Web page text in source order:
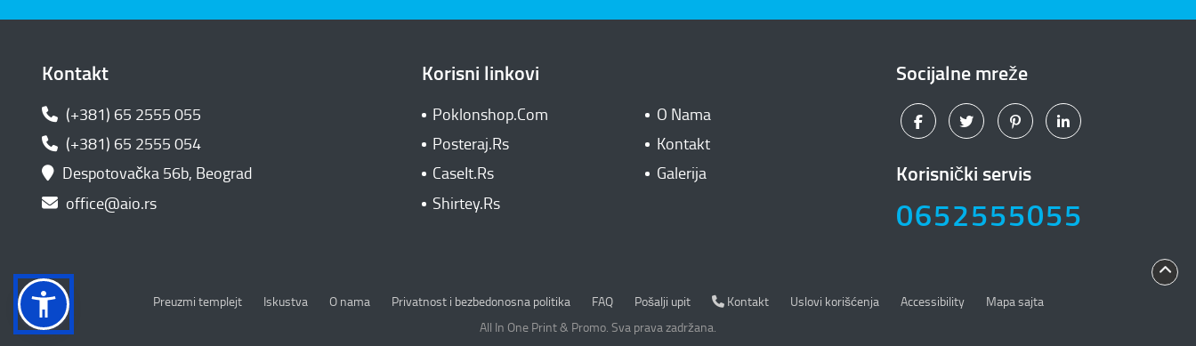
Kontakt
(+381) 65 2555 055
(+381) 65 2555 054
Despotovačka 56b, Beograd
office@aio.rs
Korisni linkovi
Poklonshop.Com
O Nama
Posteraj.Rs
Kontakt
CaseIt.Rs
Galerija
Shirtey.Rs
Socijalne mreže
Korisnički servis
0652555055
Preuzmi templejt Iskustva O nama Privatnost i bezbedonosna politika
Privatnost i bezbedonosna politika FAQ Pošalji upit Kontakt
Kontakt Uslovi korišćenja Accessibility
Mapa sajta
All In One Print & Promo. Sva prava zadržana.